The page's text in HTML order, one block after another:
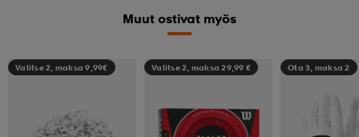
Muut ostivat myös
Valitse 2, maksa 9,99€ Valitse 2, maksa 29,99 € Ota 3, maksa 2